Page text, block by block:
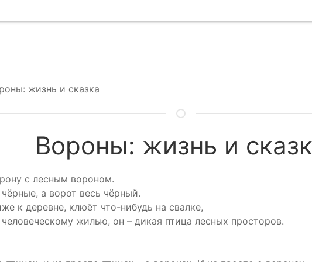
жизнь и сказка
Вороны: жизнь и
с лесным вороном.
а ворот весь чёрный.
к деревне, клюёт что-нибудь на свалке,
жилью, он – дикая птица лесных просторов.